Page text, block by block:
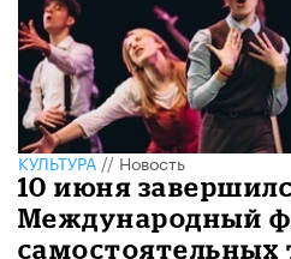
КУЛЬТУРА//Новость
10 июня
Международный
самостоятельных